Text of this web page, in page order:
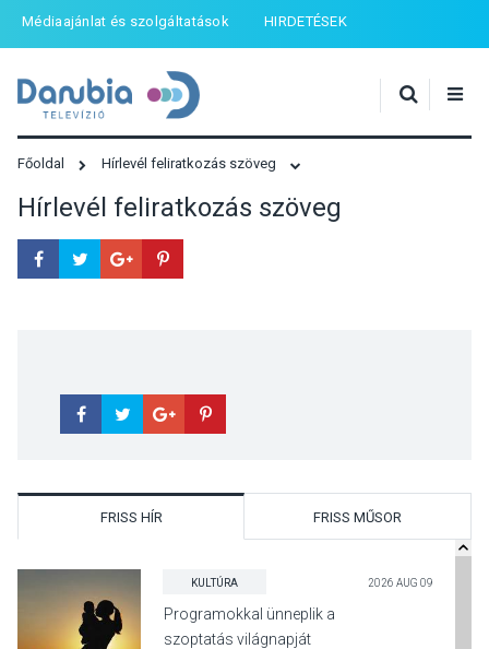
Médiaajánlat és szolgáltatások HIRDETÉSEK
Főoldal Hírlevél feliratkozás szöveg
Hírlevél feliratkozás szöveg
FRISS HÍR FRISS MŰSOR
KULTÚRA 2026 AUG 09
Programokkal ünneplik a
szoptatás világnapját